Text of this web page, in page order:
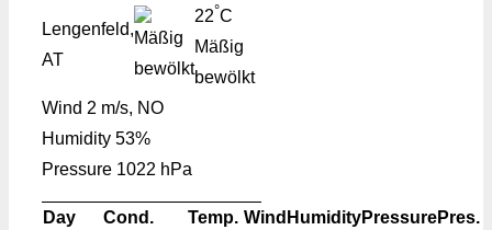
Lengenfeld,
AT
22°C
Mäßig
bewölkt
Wind 2 m/s, NO
Humidity 53%
Pressure 1022 hPa
Day Cond. Temp. Wind HumidityPressurePres.